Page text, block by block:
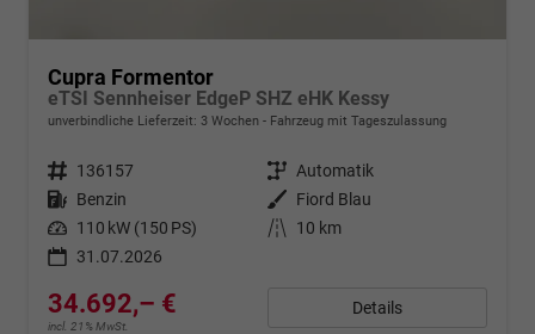
Cupra Formentor
eTSI Sennheiser EdgeP SHZ eHK Kessy
unverbindliche Lieferzeit: 3 Wochen Fahrzeug mit Tageszulassung
Fahrzeugnr. 136157 Getriebe Automatik
Kraftstoff Benzin Außenfarbe Fiord Blau
Leistung 110 kW (150 PS) Kilometerstand
10 km
31.07.2026
34.692,– €
incl. 21% MwSt.
Details